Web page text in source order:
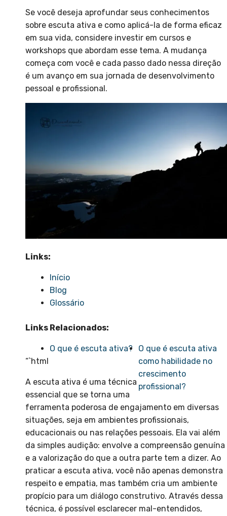
Se você deseja aprofundar seus conhecimentos
sobre escuta ativa e como aplicá-la de forma eficaz
em sua vida, considere investir em cursos e
workshops que abordam esse tema. A mudança
começa com você e cada passo dado nessa direção
é um avanço em sua jornada de desenvolvimento
pessoal e profissional.
Links:
Início
Blog
Glossário
Links Relacionados:
O que é escuta ativa?
O que é escuta ativa
como habilidade no
crescimento
profissional?
“`html
A escuta ativa é uma técnica
essencial que se torna uma
ferramenta poderosa de engajamento em diversas
situações, seja em ambientes profissionais,
educacionais ou nas relações pessoais. Ela vai além
da simples audição: envolve a compreensão genuína
e a valorização do que a outra parte tem a dizer. Ao
praticar a escuta ativa, você não apenas demonstra
respeito e empatia, mas também cria um ambiente
propício para um diálogo construtivo. Através dessa
técnica, é possível esclarecer mal-entendidos,